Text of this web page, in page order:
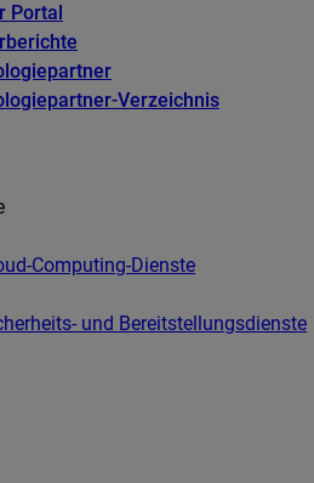
Portal
Verzeichnis
Computing-Dienste
und Bereitstellungsdienste